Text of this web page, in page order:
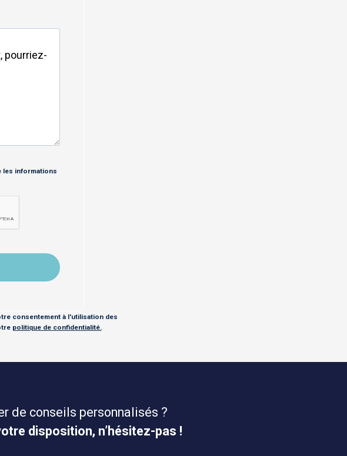
les informations
consentement à l'utilisation des
politique de confidentialité.
de conseils personnalisés ?
disposition, n’hésitez-pas !